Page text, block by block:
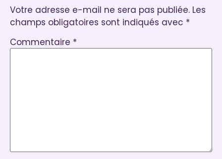
Votre adresse e-mail ne sera pas publiée. Les
champs obligatoires sont indiqués avec *
Commentaire *